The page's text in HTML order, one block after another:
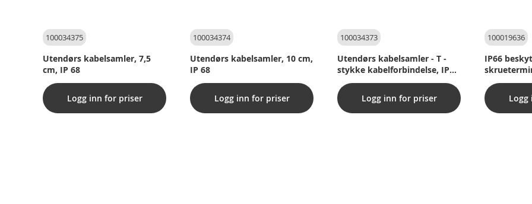
100034375
Utendørs kabelsamler, 7,5
cm, IP 68
Logg inn for priser
100034374
Utendørs kabelsamler, 10 cm,
IP 68
Logg inn for priser
100034373
Utendørs kabelsamler - T -
stykke kabelforbindelse, IP
Logg inn for priser
100019636
IP66